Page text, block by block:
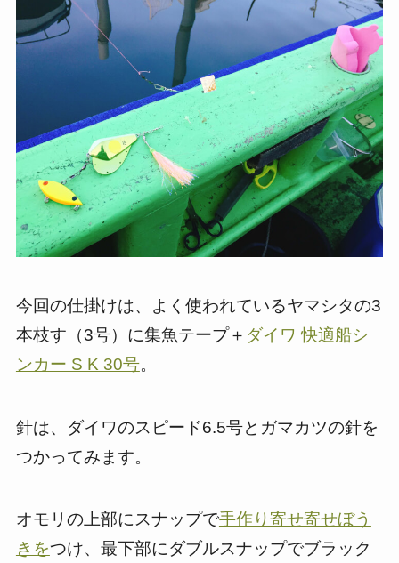
今回の仕掛けは、よく使われているヤマシタの3
本枝す（3号）に集魚テープ＋ ダイワ 快適船シ
ンカー S K 30号。
針は、ダイワのスピード6.5号とガマカツの針を
つかってみます。
オモリの上部にスナップで手作り寄せ寄せぼう
きをつけ、最下部にダブルスナップでブラック